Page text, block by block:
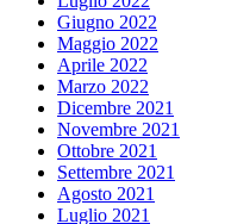
Giugno 2022
Maggio 2022
Aprile 2022
Marzo 2022
Dicembre 2021
Novembre 2021
Ottobre 2021
Settembre 2021
Agosto 2021
Luglio 2021